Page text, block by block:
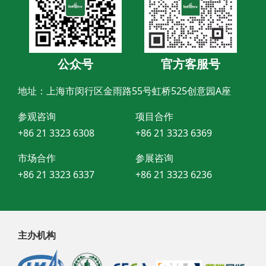
公众号 官方客服号
地址：上海市闵行区金雨路55号虹桥525创意园A座
参观咨询
+86 21 3323 6308
项目合作
+86 21 3323 6369
市场合作
+86 21 3323 6337
参展咨询
+86 21 3323 6236
主办机构